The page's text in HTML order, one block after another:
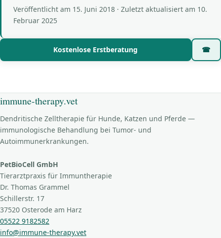
Veröffentlicht am 15. Juni 2018 · Zuletzt aktualisiert am 10.
Februar 2025
Kostenlose Erstberatung ☎
immune-therapy.vet
Dendritische Zelltherapie für Hunde, Katzen und Pferde —
immunologische Behandlung bei Tumor- und
Autoimmunerkrankungen.
PetBioCell GmbH
Tierarztpraxis für Immuntherapie
Dr. Thomas Grammel
Schillerstr. 17
37520 Osterode am Harz
05522 9182582
info@immune-therapy.vet